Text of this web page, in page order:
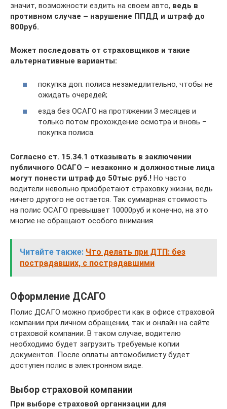
значит, возможности ездить на своем авто, ведь в
противном случае – нарушение ППДД и штраф до
800руб.
Может последовать от страховщиков и такие
альтернативные варианты:
покупка доп. полиса незамедлительно, чтобы не
ожидать очередей;
езда без ОСАГО на протяжении 3 месяцев и
только потом прохождение осмотра и вновь –
покупка полиса.
Согласно ст. 15.34.1 отказывать в заключении
публичного ОСАГО – незаконно и должностные лица
могут понести штраф до 50тыс руб.! Но часто
водители невольно приобретают страховку жизни, ведь
ничего другого не остается. Так суммарная стоимость
на полис ОСАГО превышает 10000руб и конечно, на это
многие не обращают особого внимания.
Читайте также: Что делать при ДТП: без
пострадавших, с пострадавшими
Оформление ДСАГО
Полис ДСАГО можно приобрести как в офисе страховой
компании при личном обращении, так и онлайн на сайте
страховой компании. В таком случае, водителю
необходимо будет загрузить требуемые копии
документов. После оплаты автомобилисту будет
доступен полис в электронном виде.
Выбор страховой компании
При выборе страховой организации для